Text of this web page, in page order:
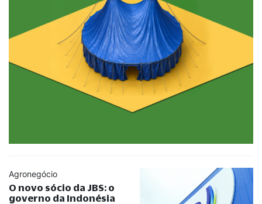
Agronegócio
O novo sócio da JBS: o
governo da Indonésia